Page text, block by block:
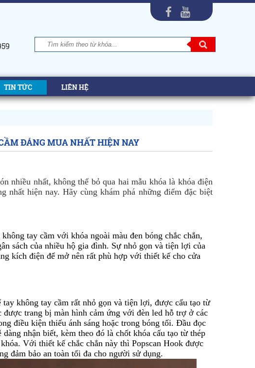
TIN TỨC LIÊN HỆ
ĐÁNG MUA NHẤT HIỆN NAY
nhiều nhất, không thể bỏ qua hai mẫu khóa là khóa điện
nhất hiện nay. Hãy cùng khám phá những điểm đặc biệt
tay cầm với khóa ngoài màu đen bóng chắc chắn,
sách của nhiều hộ gia đình. Sự nhỏ gọn và tiện lợi của
kích điện để mở nên rất phù hợp với thiết kế cho cửa
không tay cầm rất nhỏ gọn và tiện lợi, được cấu tạo từ
trang bị màn hình cảm ứng với đèn led hỗ trợ ở các
điều kiện thiếu ánh sáng hoặc trong bóng tối. Đầu đọc
nhận biết, kèm theo đó là chốt khóa cấu tạo từ thép
Với thiết kế chắc chắn này thì Popscan Hook được
đảm bảo an toàn tối đa cho người sử dụng.